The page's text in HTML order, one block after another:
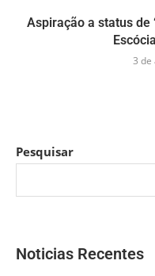
Aspiração a status de
3 de
Pesquisar
Noticias Recentes